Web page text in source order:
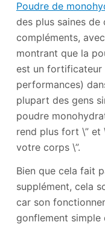
créatine?
Poudre de
des plus saines de
compléments,
montrant que la
est un fortificateur
performances)
plupart des gens
poudre
rend plus fort \” et
votre corps \”.
Bien que cela fait
supplément, cela
car son
gonflement simple